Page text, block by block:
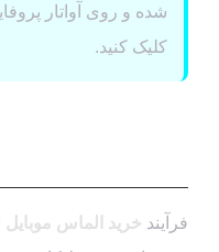
شده و روی آواتار
کلیک کنید.
فرآیند خرید الماس موبایل